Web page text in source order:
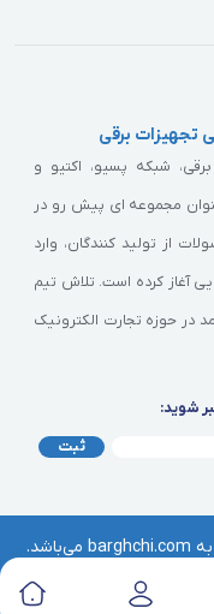
تجهیزات برقی
شبکه پسیو، اکتیو و
مجموعه ای پیش رو در
از تولید کنندگان، وارد
آغاز کرده است. تلاش تیم
در حوزه تجارت الکترونیک
شوید:
ثبت
تمامی حقوق این وبسایت محفوظ و متعلق به barghchi.com می‌باشد.
خواهد بود. | © برقچی